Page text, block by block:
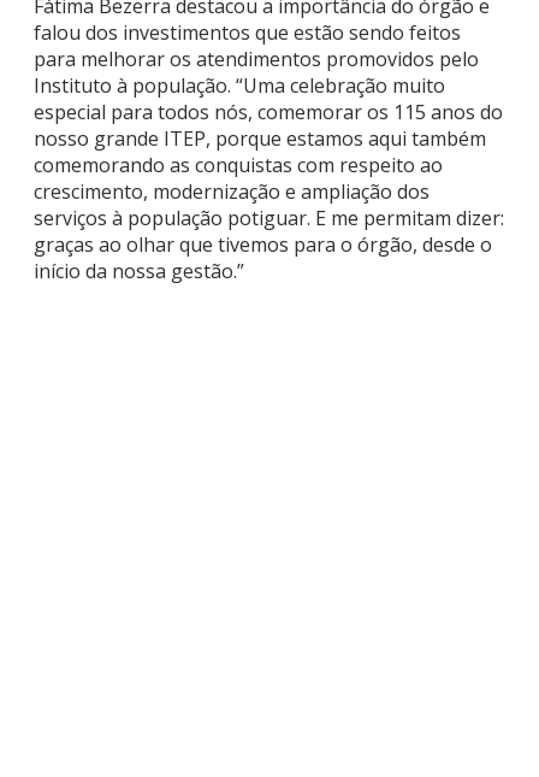
Fátima Bezerra destacou a importância do órgão e
falou dos investimentos que estão sendo feitos
para melhorar os atendimentos promovidos pelo
Instituto à população. “Uma celebração muito
especial para todos nós, comemorar os 115 anos do
nosso grande ITEP, porque estamos aqui também
comemorando as conquistas com respeito ao
crescimento, modernização e ampliação dos
serviços à população potiguar. E me permitam dizer:
graças ao olhar que tivemos para o órgão, desde o
início da nossa gestão.”